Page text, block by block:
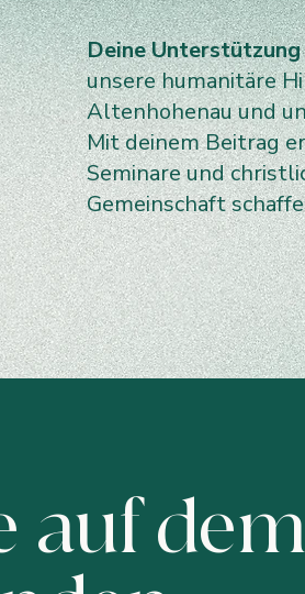
Deine
unsere humanitäre
Altenhohenau und
Mit deinem Beitrag
Seminare und
Gemeinschaft
auf